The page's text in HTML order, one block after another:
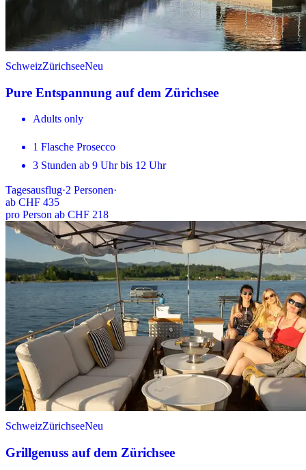
SchweizZürichseeNeu
Pure Entspannung auf dem Zürichsee
Adults only
1 Flasche Prosecco
3 Stunden ab 9 Uhr bis 12 Uhr
Tagesausflug·2 Personen·
ab CHF 435
pro Person ab CHF 218
SchweizZürichseeNeu
Grillgenuss auf dem Zürichsee